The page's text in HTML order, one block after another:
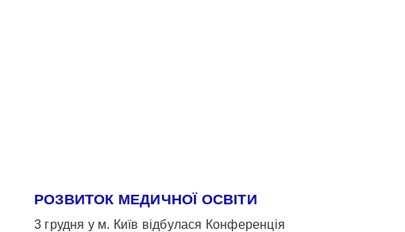
РОЗВИТОК МЕДИЧНОЇ ОСВІТИ
3 грудня у м. Київ відбулася Конференція